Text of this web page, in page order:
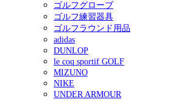
ゴルフグローブ
ゴルフ練習器具
ゴルフラウンド用品
adidas
DUNLOP
le coq sportif GOLF
MIZUNO
NIKE
UNDER ARMOUR